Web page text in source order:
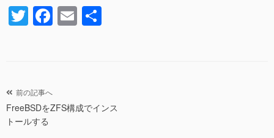
T F
o
E
投
稿
ナ
前の記事へ
FreeBSDをZFS構成でインス
トールする